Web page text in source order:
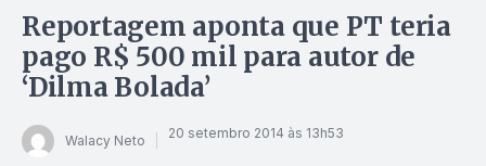
Reportagem aponta que PT teria
pago R$ 500 mil para autor de
‘Dilma Bolada’
Walacy Neto 20 setembro 2014 às 13h53